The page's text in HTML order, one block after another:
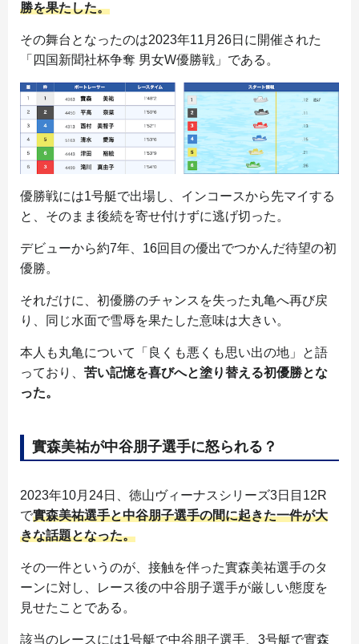
勝を果たした。
その舞台となったのは2023年11月26日に開催された
「四国新聞社杯争奪 男女W優勝戦」である。
優勝戦には1号艇で出場し、インコースから先マイする
と、そのまま後続を寄せ付けずに逃げ切った。
デビューから約7年、16回目の優出でつかんだ待望の初
優勝。
それだけに、初優勝のチャンスを失った丸亀へ再び戻
り、同じ水面で雪辱を果たした意味は大きい。
本人も丸亀について「良くも悪くも思い出の地」と語
っており、 苦い記憶を喜びへと塗り替える初優勝とな
った。
實森美祐が中谷朋子選手に怒られる？
2023年10月24日、徳山ヴィーナスシリーズ3日目12R
で實森美祐選手と中谷朋子選手の間に起きた一件が大
きな話題となった。
その一件というのが、接触を伴った實森美祐選手のタ
ーンに対し、レース後の中谷朋子選手が厳しい態度を
見せたことである。
該当のレースには1号艇で中谷朋子選手、3号艇で實森